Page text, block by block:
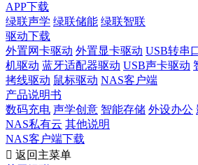
APP下载
绿联声学 绿联储能 绿联智联
驱动下载
外置网卡驱动 外置显卡驱动 USB转串
机驱动 蓝牙适配器驱动 USB声卡驱动
拷线驱动 鼠标驱动 NAS客户端
产品说明书
数码充电 声学创意 智能存储 外设办公
NAS私有云 其他说明
NAS客户端下载
 返回主菜单